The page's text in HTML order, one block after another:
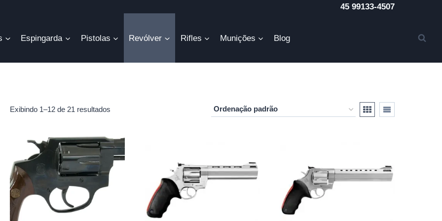
45 99133-4507
Espingarda Pistolas Revólver Rifles Munições Blog
Exibindo 1–12 de 21 resultados